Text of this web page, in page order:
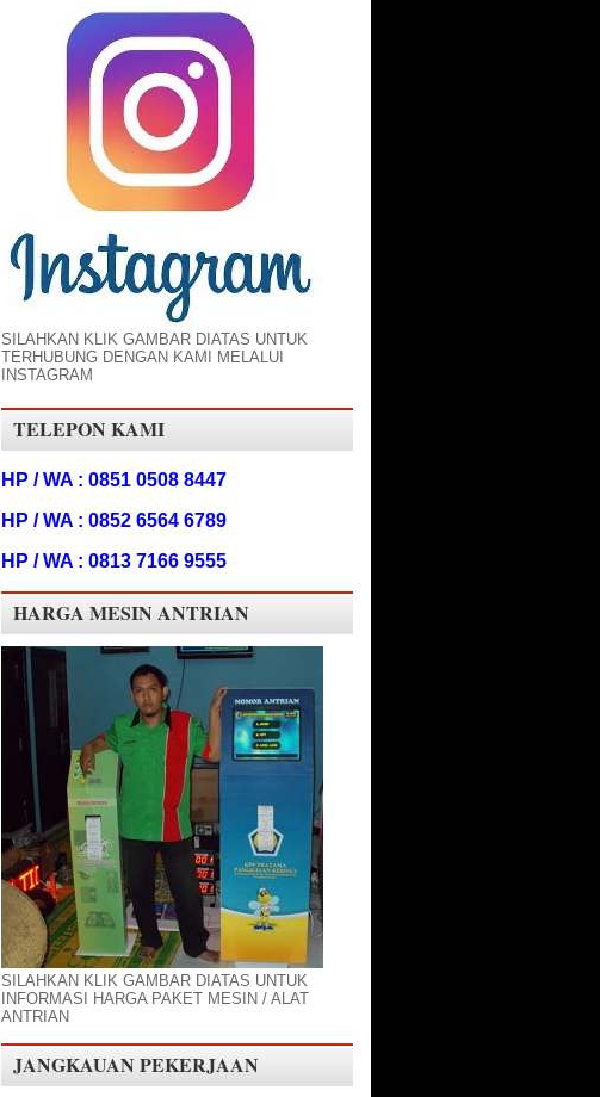
SILAHKAN KLIK GAMBAR DIATAS UNTUK
TERHUBUNG DENGAN KAMI MELALUI
INSTAGRAM
TELEPON KAMI
HP / WA : 0851 0508 8447
HP / WA : 0852 6564 6789
HP / WA : 0813 7166 9555
HARGA MESIN ANTRIAN
SILAHKAN KLIK GAMBAR DIATAS UNTUK
INFORMASI HARGA PAKET MESIN / ALAT
ANTRIAN
JANGKAUAN PEKERJAAN